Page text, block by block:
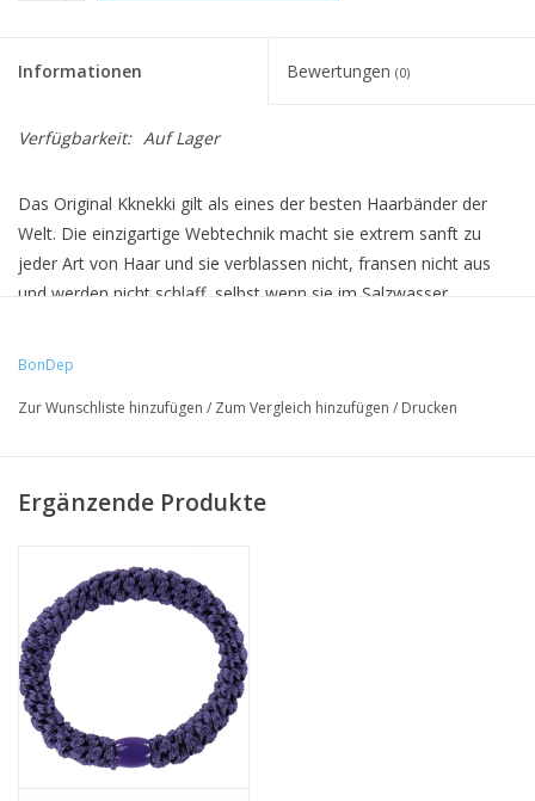
Informationen Bewertungen (0)
Verfügbarkeit: Auf Lager
Das Original Kknekki gilt als eines der besten Haarbänder der
Welt. Die einzigartige Webtechnik macht sie extrem sanft zu
jeder Art von Haar und sie verblassen nicht, fransen nicht aus
und werden nicht schlaff, selbst wenn sie im Salzwasser
• extrem sanft
BonDep
Zur Wunschliste hinzufügen / Zum Vergleich hinzufügen / Drucken
Ergänzende Produkte